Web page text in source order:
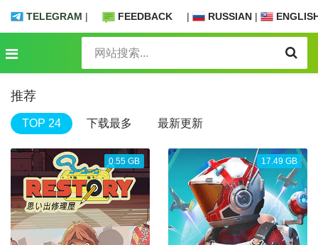
TELEGRAM | FEEDBACK | RUSSIAN |
推荐
TOP 24 下载最多 最新更新
0.55 GB 17.49 GB